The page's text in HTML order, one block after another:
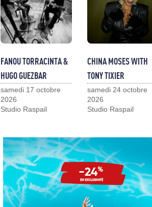
FANOU TORRACINTA &
HUGO GUEZBAR
samedi 17 octobre
2026
Studio Raspail
CHINA MOSES WITH
TONY TIXIER
samedi 24 octobre
2026
Studio Raspail